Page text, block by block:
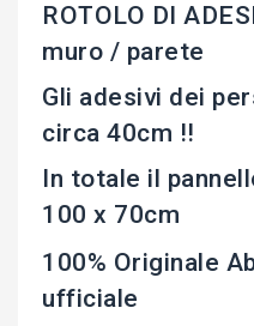
ROTOLO DI
muro / parete
Gli adesivi dei
circa 40cm !!
In totale il
100 x 70cm
100% Originale
ufficiale